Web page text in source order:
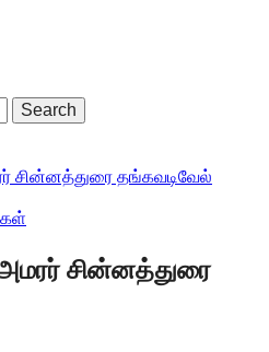
Search
சின்னத்துரை தங்கவடிவேல்
சின்னத்துரை